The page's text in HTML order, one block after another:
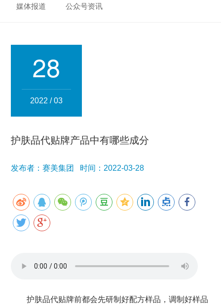
集万草® 完美宜生® 抖抖舒®
赛美化妆品 赛美医药
人事管理
集团新闻 行业新闻 公司新闻 产品百科
媒体报道
公众号资讯
媒体报道 公众号资讯
28
2022 / 03
护肤品代贴牌产品中有哪些成分
发布者：赛美集团 时间：2022-03-28
护肤品代贴牌前都会先研制好配方样品，调制好样品